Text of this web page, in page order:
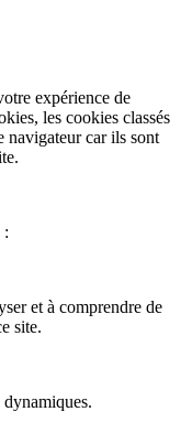
expérience de
les cookies classés
navigateur car ils sont
:
et à comprendre de
site.